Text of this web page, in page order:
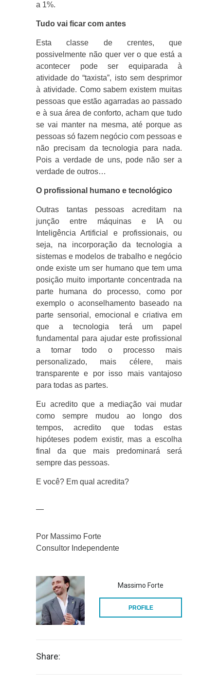
a 1%.
Tudo vai ficar com antes
Esta classe de crentes, que
possivelmente não quer ver o que está a
acontecer pode ser equiparada à
atividade do “taxista”, isto sem desprimor
à atividade. Como sabem existem muitas
pessoas que estão agarradas ao passado
e à sua área de conforto, acham que tudo
se vai manter na mesma, até porque as
pessoas só fazem negócio com pessoas e
não precisam da tecnologia para nada.
Pois a verdade de uns, pode não ser a
verdade de outros…
O profissional humano e tecnológico
Outras tantas pessoas acreditam na
junção entre máquinas e IA ou
Inteligência Artificial e profissionais, ou
seja, na incorporação da tecnologia a
sistemas e modelos de trabalho e negócio
onde existe um ser humano que tem uma
posição muito importante concentrada na
parte humana do processo, como por
exemplo o aconselhamento baseado na
parte sensorial, emocional e criativa em
que a tecnologia terá um papel
fundamental para ajudar este profissional
a tornar todo o processo mais
personalizado, mais célere, mais
transparente e por isso mais vantajoso
para todas as partes.
Eu acredito que a mediação vai mudar
como sempre mudou ao longo dos
tempos, acredito que todas estas
hipóteses podem existir, mas a escolha
final da que mais predominará será
sempre das pessoas.
E você? Em qual acredita?
—
Por Massimo Forte
Consultor Independente
Massimo Forte
PROFILE
Share: